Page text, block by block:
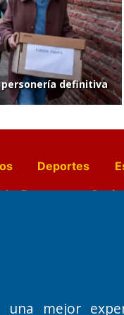
definitiva
Deportes
La Pampa
por el
Doctor Antonio
mejor